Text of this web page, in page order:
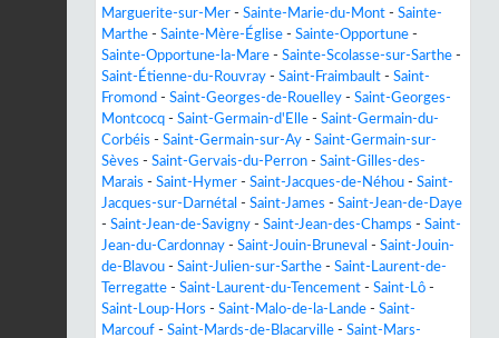
Marguerite-sur-Mer - Sainte-Marie-du-Mont - Sainte-
Marthe - Sainte-Mère-Église - Sainte-Opportune -
Sainte-Opportune-la-Mare - Sainte-Scolasse-sur-Sarthe -
Saint-Étienne-du-Rouvray - Saint-Fraimbault - Saint-
Fromond - Saint-Georges-de-Rouelley - Saint-Georges-
Montcocq - Saint-Germain-d'Elle - Saint-Germain-du-
Corbéis - Saint-Germain-sur-Ay - Saint-Germain-sur-
Sèves - Saint-Gervais-du-Perron - Saint-Gilles-des-
Marais - Saint-Hymer - Saint-Jacques-de-Néhou - Saint-
Jacques-sur-Darnétal - Saint-James - Saint-Jean-de-Daye
- Saint-Jean-de-Savigny - Saint-Jean-des-Champs - Saint-
Jean-du-Cardonnay - Saint-Jouin-Bruneval - Saint-Jouin-
de-Blavou - Saint-Julien-sur-Sarthe - Saint-Laurent-de-
Terregatte - Saint-Laurent-du-Tencement - Saint-Lô -
Saint-Loup-Hors - Saint-Malo-de-la-Lande - Saint-
Marcouf - Saint-Mards-de-Blacarville - Saint-Mars-